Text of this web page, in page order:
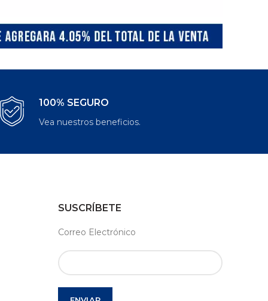
100% SEGURO
Vea nuestros beneficios.
SUSCRÍBETE
Correo Electrónico